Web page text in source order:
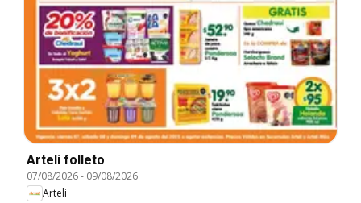
Arteli folleto
07/08/2026- 09/08/2026
Arteli